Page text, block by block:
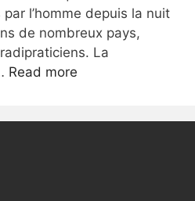
l’homme depuis la nuit
de nombreux pays,
La
Read more